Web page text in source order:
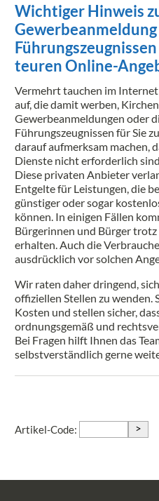
Wichtiger Hinweis
teuren Online-
Vermehrt tauchen im
auf, die damit werben,
Gewerbeanmeldungen oder
Führungszeugnissen für Sie
darauf aufmerksam machen,
Dienste nicht erforderlich sind.
Diese privaten Anbieter
Entgelte für Leistungen, die
günstiger oder sogar
können. In einigen Fällen
Bürgerinnen und Bürger
erhalten. Auch die
ausdrücklich vor solchen
Wir raten daher dringend,
offiziellen Stellen zu wenden.
Kosten und stellen sicher,
ordnungsgemäß und
Bei Fragen hilft Ihnen das
selbstverständlich gerne
Artikel-Code: >